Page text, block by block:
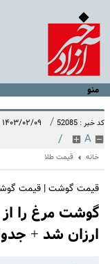
منو
کد خبر : 52085 / ۱۴۰۳/۰۲/۰۹ ۱۴:۳۶:۳۴
A
/
خانه قیمت طلا
قیمت گوشت | قیمت
گوشت مرغ را از
ارزان شد +